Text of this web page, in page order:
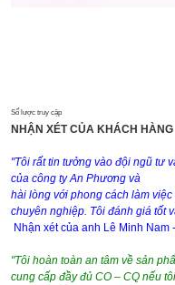
Số lược truy cập
NHẬN XÉT CỦA KHÁCH HÀNG
"Tôi rất tin tưởng vào đội ngũ tư
của công ty An Phương và
hài lòng với phong cách làm
chuyên nghiệp. Tôi đánh giá tốt
Nhận xét của anh Lê Minh Nam
"Tôi hoàn toàn an tâm về sản
cung cấp đầy đủ CO – CQ nếu